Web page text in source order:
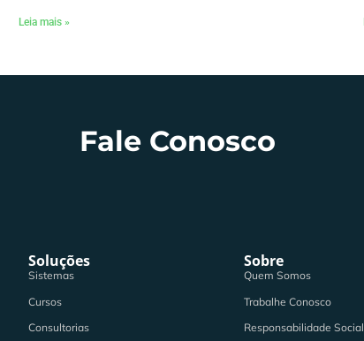
Leia mais »
Fale Conosco
Soluções
Sistemas
Cursos
Consultorias
Sobre
Quem Somos
Trabalhe Conosco
Responsabilidade Social